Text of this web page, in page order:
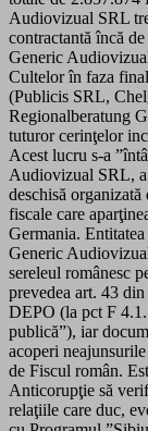
Audiovizual SRL
contractantă încă
Generic
Cultelor în faza
(Publicis SRL,
Regionalberatung
tuturor cerinţelor
Acest lucru s-a
Audiovizual SRL, a
deschisă
fiscale care
Germania.
Generic
sereleul românesc
prevedea art. 43
DEPO (la pct F
publică”), iar
acoperi
de Fiscul român.
Anticorupţie să
relaţiile care duc,